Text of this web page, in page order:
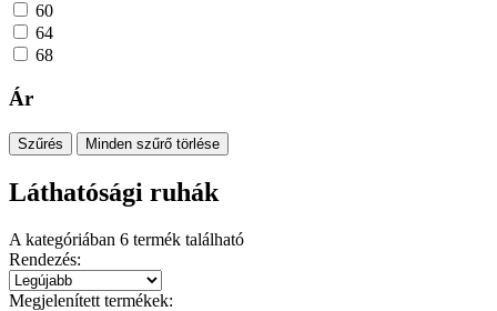
60
64
68
Ár
Szűrés Minden szűrő törlése
Láthatósági ruhák
A kategóriában 6 termék található
Rendezés:
Megjelenített termékek: